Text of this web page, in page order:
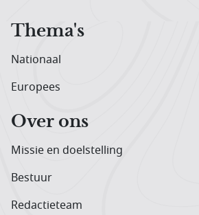
Thema's
Nationaal
Europees
Over ons
Missie en doelstelling
Bestuur
Redactieteam